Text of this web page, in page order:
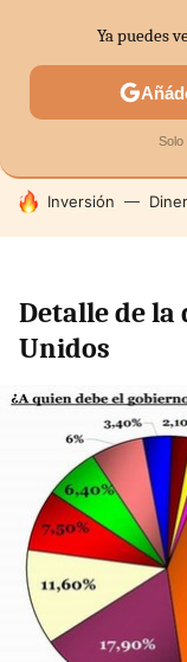
SECTORES
HOY SE HABLA DE
Inversión
Detalle de la
Unidos
Ya puedes
Solo